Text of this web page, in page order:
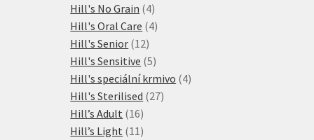
produktů
Hill's No Grain 44
produkty
Hill's Oral Care 44
Hill's Senior 1212
produktů
Hill's Sensitive 55
produktů
Hill's speciální krmivo 44
Hill's Sterilised 2727
Hill’s Adult 1616
produktů
Hill’s Light 1111